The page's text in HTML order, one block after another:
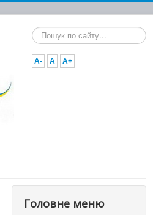
Пошук...
A- A A+
Головне меню